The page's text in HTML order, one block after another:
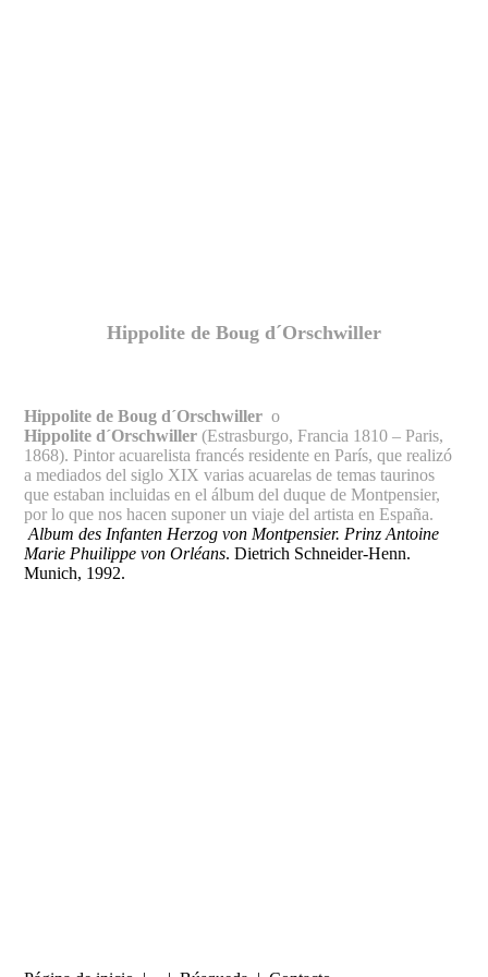
Hippolite de Boug d´Orschwiller
Hippolite de Boug d´Orschwillero
Hippolite d´Orschwiller (Estrasburgo, Francia 1810 – Paris,
1868). Pintor acuarelista francés residente en París, que realizó
a mediados del siglo XIX varias acuarelas de temas taurinos
que estaban incluidas en el álbum del duque de Montpensier,
por lo que nos hacen suponer un viaje del artista en España.
Album des Infanten Herzog von Montpensier. Prinz Antoine
Marie Phuilippe von Orléans. Dietrich Schneider-Henn.
Munich, 1992.